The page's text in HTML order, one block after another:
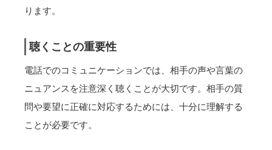
ります。
聴くことの重要性
電話でのコミュニケーションでは、相手の声や言葉の
ニュアンスを注意深く聴くことが大切です。相手の質
問や要望に正確に対応するためには、十分に理解する
ことが必要です。